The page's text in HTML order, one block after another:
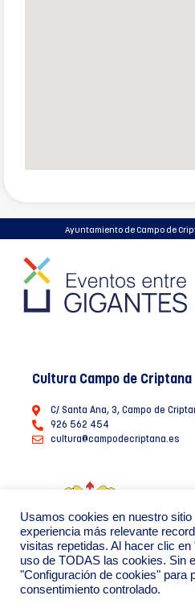
Ayuntamiento de Campo de
Cultura Campo de Criptana
C/ Santa Ana, 3, Campo de
926 562 454
cultura@campodecriptana.es
Ayuntamiento de Campo
Usamos cookies en nuestro sitio
experiencia más relevante
visitas repetidas. Al hacer clic en
uso de TODAS las cookies. Sin
"Configuración de cookies" para
consentimiento controlado.